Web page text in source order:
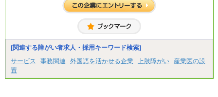
[関連する障がい者求人・採用キーワード検索]
サービス
事務関連 外国語を活かせる企業 上肢障がい
産業医の設
置